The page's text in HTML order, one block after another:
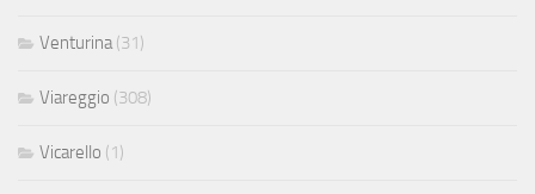
Venturina (31)
Viareggio (308)
Vicarello (1)